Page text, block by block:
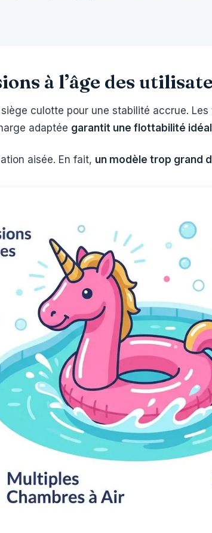
à l’âge des
culotte pour une stabilité accrue.
adaptée garantit une flottabilité
aisée. En fait, un modèle trop grand